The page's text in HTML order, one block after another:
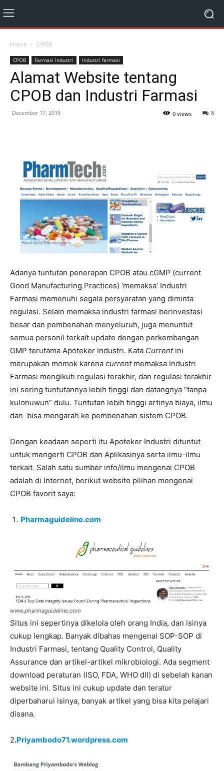
Home CPOB
CPOB Farmasi Industri Industri farmasi
Alamat Website tentang
CPOB dan Industri Farmasi
December 17, 2015 8
0 views
Adanya tuntutan penerapan CPOB atau cGMP (current
Good Manufacturing Practices) ‘memaksa’ Industri
Farmasi memenuhi segala persyaratan yang diminta
regulasi. Selain memaksa industri farmasi berinvestasi
besar dan pembenahan menyeluruh, juga menuntut
semua personil terkait update dengan perkembangan
GMP terutama Apoteker Industri. Kata Current ini
merupakan momok karena current memaksa Industri
Farmasi mengikuti regulasi terakhir, dan regulasi terakhir
ini sering tuntutannya lebih tinggi dan datangnya “tanpa
kulonuwun” dulu. Tuntutan lebih tinggi artinya biaya, ilmu
dan bisa mengarah ke pembenahan sistem CPOB.
Dengan keadaan seperti itu Apoteker Industri dituntut
untuk mengerti CPOB dan Aplikasinya serta ilmu-ilmu
terkait. Salah satu sumber info/ilmu mengenai CPOB
adalah di Internet, berikut website pilihan mengenai
CPOB favorit saya:
Pharmaguideline.com
www.pharmaguideline.com
Situs ini sepertinya dikelola oleh orang India, dan isinya
cukup lengkap. Banyak dibahas mengenai SOP-SOP di
Industri Farmasi, tentang Quality Control, Quality
Assurance dan artikel-artikel mikrobiologi. Ada segment
download peraturan (ISO, FDA, WHO dll) di sebelah kanan
website ini. Situs ini cukup update dan teratur
diperbaharui isinya, banyak artikel yang bisa kita pelajari
disana.
2.Priyambodo71.wordpress.com